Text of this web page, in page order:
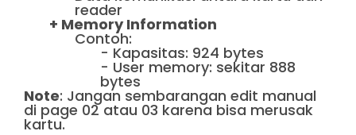
reader
+ Memory Information
Contoh:
- Kapasitas: 924 bytes
- User memory: sekitar 888
bytes
Note: Jangan sembarangan edit manual
di page 02 atau 03 karena bisa merusak
kartu.